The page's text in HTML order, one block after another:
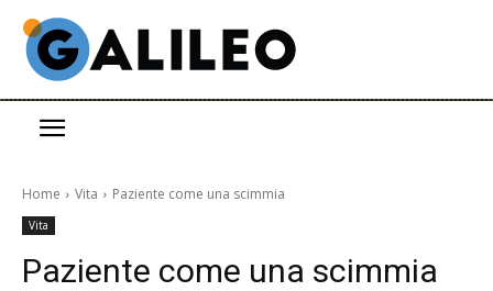
Home Vita Paziente come una scimmia
Vita
Paziente come una scimmia